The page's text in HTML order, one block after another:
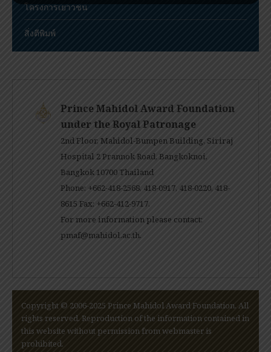
โครงการเยาวชน
สิ่งตีพิมพ์
Prince Mahidol Award Foundation
under the Royal Patronage
2nd Floor, Mahidol-Bumpen Building, Siriraj
Hospital 2 Prannok Road, Bangkoknoi,
Bangkok 10700 Thailand
Phone: +662-418-2568, 418-0917, 418-0220, 418-
8615 Fax: +662-412-9717.
For more information please contact:
pmaf@mahidol.ac.th.
Copyright © 2006-2025 Prince Mahidol Award Foundation. All
rights reserved. Reproduction of the information contained in
this website without permission from webmaster is
prohibited.